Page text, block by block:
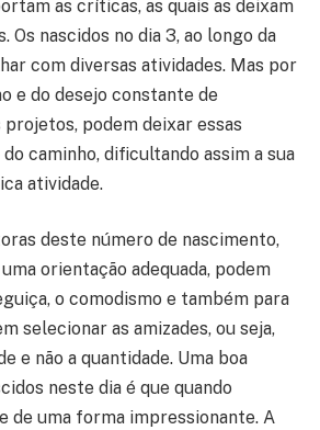
as críticas, as quais as deixam
Os nascidos no dia 3, ao longo da
com diversas atividades. Mas por
e do desejo constante de
podem deixar essas
caminho, dificultando assim a sua
atividade.
deste número de nascimento,
orientação adequada, podem
o comodismo e também para
selecionar as amizades, ou seja,
e não a quantidade. Uma boa
neste dia é que quando
de uma forma impressionante. A